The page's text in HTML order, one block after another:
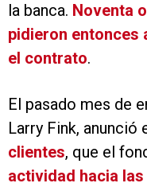
la banca. Noventa
pidieron entonces
el contrato.
El pasado mes de
Larry Fink, anunció
clientes, que el
actividad hacia